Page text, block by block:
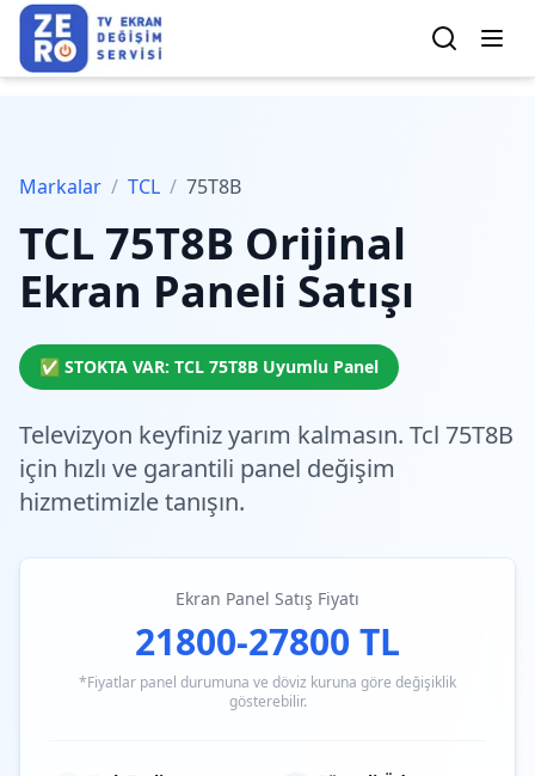
Markalar / TCL / 75T8B
TCL 75T8B Orijinal
Ekran Paneli Satışı
✅ STOKTA VAR: TCL 75T8B Uyumlu Panel
Televizyon keyfiniz yarım kalmasın. Tcl 75T8B
için hızlı ve garantili panel değişim
hizmetimizle tanışın.
Ekran Panel Satış Fiyatı
21800-27800 TL
*Fiyatlar panel durumuna ve döviz kuruna göre değişiklik
gösterebilir.